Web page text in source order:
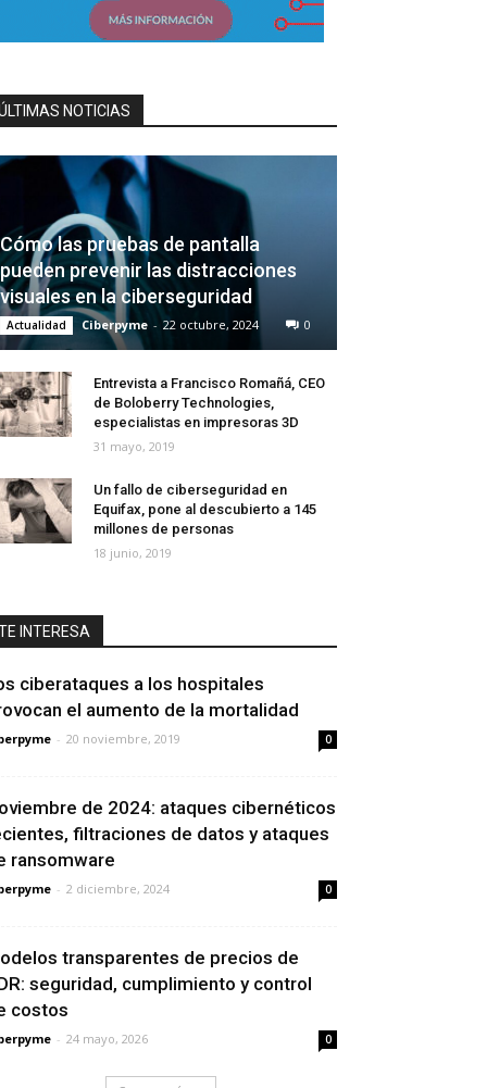
NOTICIAS
Cómo las pruebas de pantalla
pueden prevenir las distracciones
visuales en la ciberseguridad
Actualidad Ciberpyme - 22 octubre, 2024 0
Entrevista a Francisco Romañá, CEO
de Boloberry Technologies,
especialistas en impresoras 3D
31 mayo, 2019
Un fallo de ciberseguridad en
Equifax, pone al descubierto a 145
millones de personas
18 junio, 2019
INTERESA
ciberataques a los hospitales
el aumento de la mortalidad
- 20 noviembre, 2019 0
de 2024: ataques cibernéticos
filtraciones de datos y ataques
ransomware
- 2 diciembre, 2024 0
transparentes de precios de
seguridad, cumplimiento y control
costos
- 24 mayo, 2026 0